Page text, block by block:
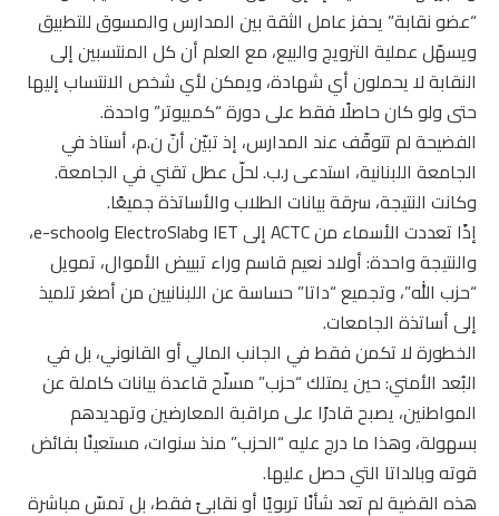
“عضو نقابة” يحفز عامل الثقة بين المدارس والمسوق للتطبيق
ويسهّل عملية الترويج والبيع، مع العلم أن كل المنتسبين إلى
النقابة لا يحملون أي شهادة، ويمكن لأي شخص الانتساب إليها
حتى ولو كان حاصلًا فقط على دورة “كمبيوتر” واحدة.
الفضيحة لم تتوقّف عند المدارس، إذ تبيّن أنّ ن.م، أستاذ في
الجامعة اللبنانية، استدعى ر.ب. لحلّ عطل تقني في الجامعة.
وكانت النتيجة، سرقة بيانات الطلاب والأساتذة جميعًا.
إذًا تعددت الأسماء من ACTC إلى IET وElectroSlab وe-school،
والنتيجة واحدة: أولاد نعيم قاسم وراء تبييض الأموال، تمويل
“حزب الله”، وتجميع “داتا” حساسة عن اللبنانيين من أصغر تلميذ
إلى أساتذة الجامعات.
الخطورة لا تكمن فقط في الجانب المالي أو القانوني، بل في
البُعد الأمني: حين يمتلك “حزب” مسلّح قاعدة بيانات كاملة عن
المواطنين، يصبح قادرًا على مراقبة المعارضين وتهديدهم
بسهولة، وهذا ما درج عليه “الحزب” منذ سنوات، مستعينًا بفائض
قوته وبالداتا التي حصل عليها.
هذه القضية لم تعد شأنًا تربويًا أو نقابيً فقط، بل تمسّ مباشرة